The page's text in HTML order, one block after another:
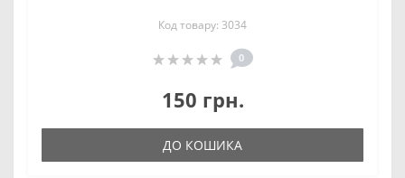
Код товару: 3034
0
150 грн.
ДО КОШИКА